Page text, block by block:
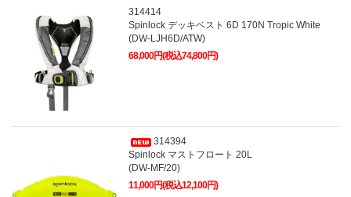
314414
Spinlock デッキベスト 6D 170N Tropic White
(DW-LJH6D/ATW)
68,000円(税込74,800円)
314394
Spinlock マストフロート 20L
(DW-MF/20)
11,000円(税込12,100円)